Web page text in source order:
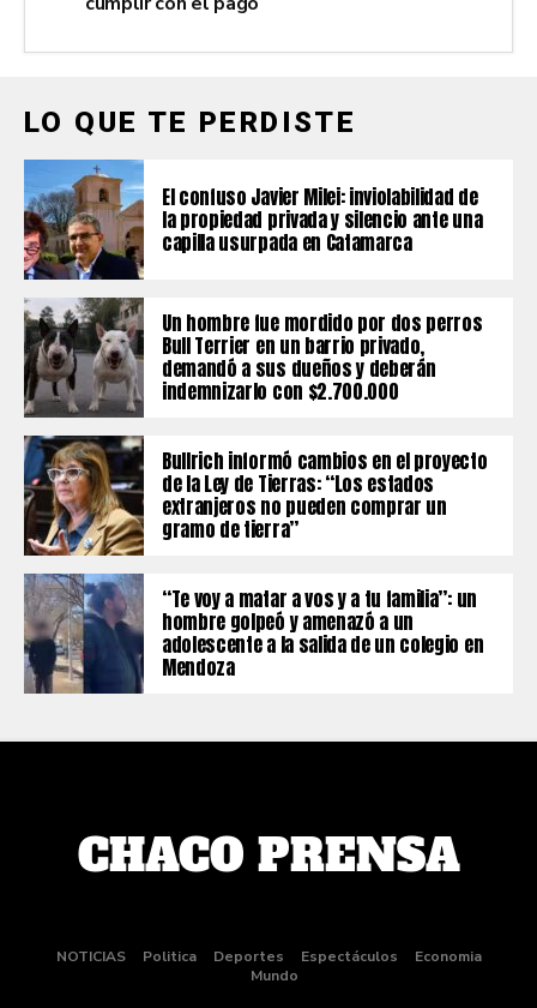
LO QUE TE PERDISTE
El confuso Javier Milei: inviolabilidad de
la propiedad privada y silencio ante una
capilla usurpada en Catamarca
Un hombre fue mordido por dos perros
Bull Terrier en un barrio privado,
demandó a sus dueños y deberán
indemnizarlo con $2.700.000
Bullrich informó cambios en el proyecto
de la Ley de Tierras: “Los estados
extranjeros no pueden comprar un
gramo de tierra”
“Te voy a matar a vos y a tu familia”: un
hombre golpeó y amenazó a un
adolescente a la salida de un colegio en
Mendoza
NOTICIAS Politica Deportes Espectáculos
Economia
Mundo